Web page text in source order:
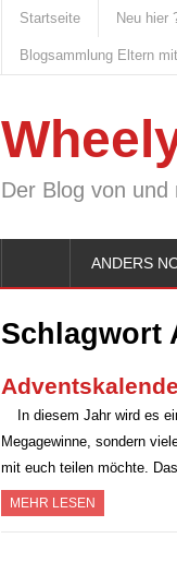
Startseite Neu hier
Blogsammlung Eltern
Der Blog von
ANDERS
Schlagwort
In diesem Jahr wird es
Megagewinne, sondern
mit euch teilen möchte.
MEHR LESEN